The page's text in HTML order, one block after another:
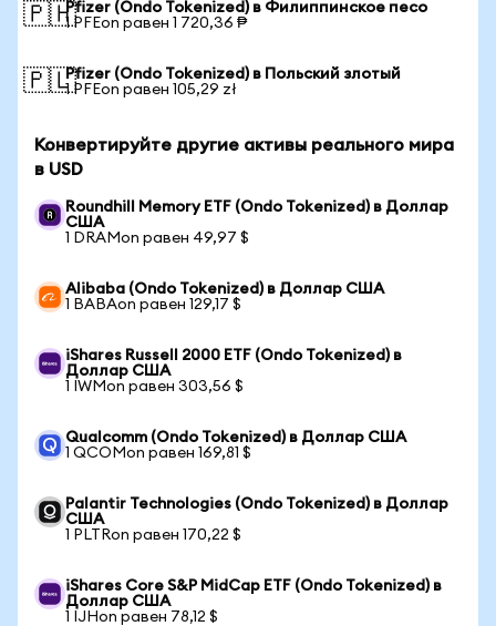
🇵🇭Pfizer (Ondo Tokenized) в Филиппинское песо
1 PFEon равен 1 720,36 ₱
🇵🇱Pfizer (Ondo Tokenized) в Польский злотый
1 PFEon равен 105,29 zł
Конвертируйте другие активы реального мира
в USD
Roundhill Memory ETF (Ondo Tokenized) в Доллар
США
1 DRAMon равен 49,97 $
Alibaba (Ondo Tokenized) в Доллар США
1 BABAon равен 129,17 $
iShares Russell 2000 ETF (Ondo Tokenized) в
Доллар США
1 IWMon равен 303,56 $
Qualcomm (Ondo Tokenized) в Доллар США
1 QCOMon равен 169,81 $
Palantir Technologies (Ondo Tokenized) в Доллар
США
1 PLTRon равен 170,22 $
iShares Core S&P MidCap ETF (Ondo Tokenized) в
Доллар США
1 IJHon равен 78,12 $